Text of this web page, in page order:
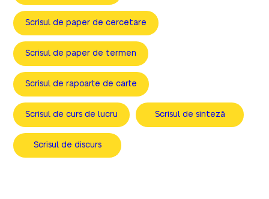
Scrisul de paper de cercetare
Scrisul de paper de termen
Scrisul de rapoarte de carte
Scrisul de curs de lucru Scrisul de sinteză
Scrisul de discurs